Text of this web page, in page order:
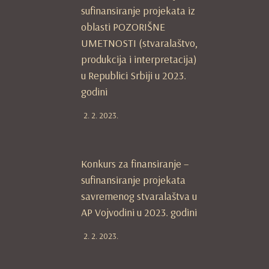
sufinansiranje projekata iz
oblasti POZORIŠNE
UMETNOSTI (stvaralaštvo,
produkcija i interpretacija)
u Republici Srbiji u 2023.
godini
2. 2. 2023.
Konkurs za finansiranje –
sufinansiranje projekata
savremenog stvaralaštva u
AP Vojvodini u 2023. godini
2. 2. 2023.